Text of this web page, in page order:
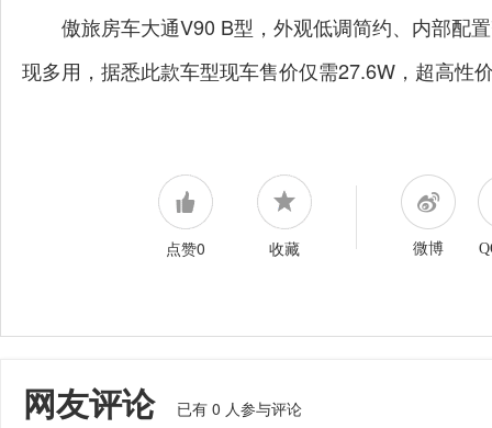
傲旅房车大通V90 B型，外观低调简约、内部配
现多用，据悉此款车型现车售价仅需27.6W，超高性
点赞0 收藏 微博
网友评论 已有 0 人参与评论